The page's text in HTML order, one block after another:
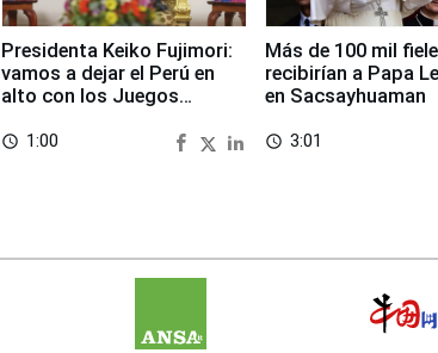
Presidenta Keiko Fujimori:
vamos a dejar el Perú en
alto con los Juegos
access_time 1:00
Más de 100 mil
recibirían a Papa
en Sacsayhuaman
access_time 3:01